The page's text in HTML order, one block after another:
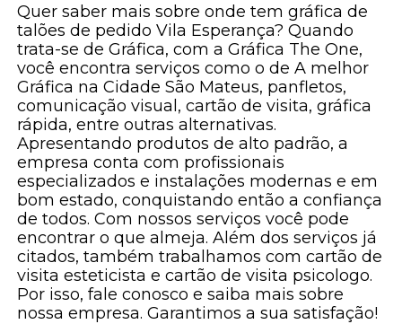
Quer saber mais sobre onde tem gráfica de
talões de pedido Vila Esperança? Quando
trata-se de Gráfica, com a Gráfica The One,
você encontra serviços como o de A melhor
Gráfica na Cidade São Mateus, panfletos,
comunicação visual, cartão de visita, gráfica
rápida, entre outras alternativas.
Apresentando produtos de alto padrão, a
empresa conta com profissionais
especializados e instalações modernas e em
bom estado, conquistando então a confiança
de todos. Com nossos serviços você pode
encontrar o que almeja. Além dos serviços já
citados, também trabalhamos com cartão de
visita esteticista e cartão de visita psicologo.
Por isso, fale conosco e saiba mais sobre
nossa empresa. Garantimos a sua satisfação!